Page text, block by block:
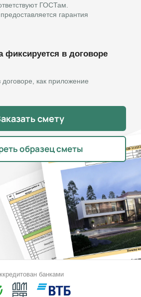
ГОСТам.
гарантия
фиксируется в договоре
как приложение
смету
образец сметы
банками